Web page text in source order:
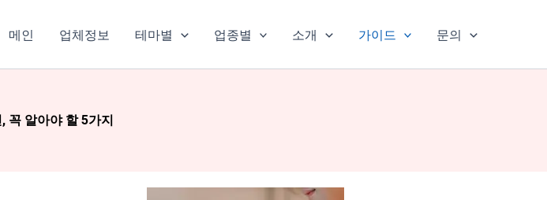
메인 업체정보 테마별 업종별 소개 가이드 문의
꼭 알아야 할 5가지